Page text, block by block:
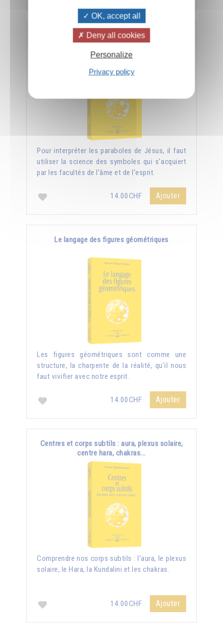
Nouvelle lumière sur les Évangiles
Pour interpréter les paraboles de Jésus, il faut
utiliser la science des symboles qui s'acquiert
par les facultés de l’âme et de l'esprit.
14.00CHF Ajouter
Le langage des figures géométriques
Les figures géométriques sont comme une
structure, la charpente de la réalité, qu'il nous
faut vivifier avec notre esprit.
14.00CHF Ajouter
Centres et corps subtils : aura, plexus solaire,
centre hara, chakras...
Comprendre nos corps subtils : l'aura, le plexus
solaire, le Hara, la Kundalini et les chakras.
14.00CHF Ajouter
OK, accept all
Deny all cookies
Personalize
Privacy policy